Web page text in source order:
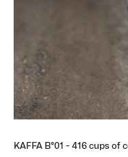
KAFFA B°01 - 416 cups of